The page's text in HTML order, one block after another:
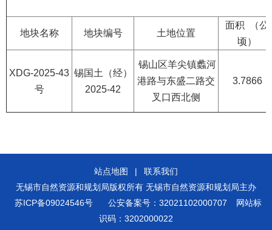
地块名称 地块编号 土地位置
面积 （公
顷）
XDG-2025-43
号
锡国土（经）
2025-42
锡山区羊尖镇蠡河
港路与东盛二路交
叉口西北侧
3.7866
站点地图 |
联系我们
无锡市自然资源和规划局版权所有 无锡市自然资源和规划局主办
苏ICP备09024546号
公安备案号：32021102000707
网站标
识码：3202000022